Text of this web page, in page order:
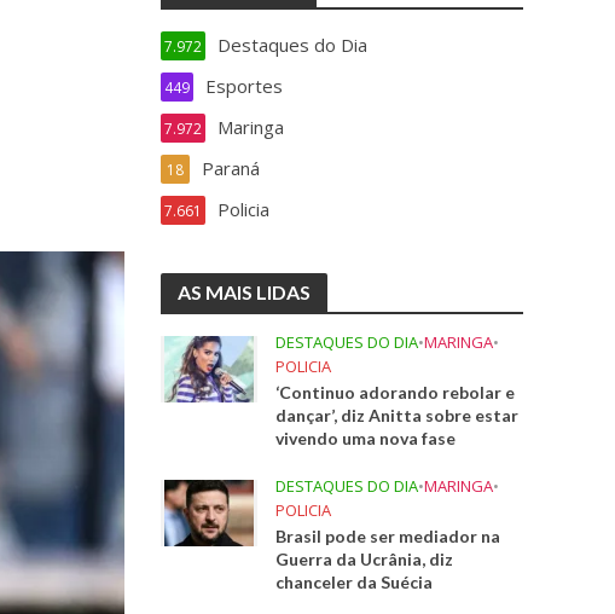
Destaques do Dia
7.972
Esportes
449
Maringa
7.972
Paraná
18
Policia
7.661
AS MAIS LIDAS
DESTAQUES DO DIA•MARINGA•
POLICIA
‘Continuo adorando rebolar e
dançar’, diz Anitta sobre estar
vivendo uma nova fase
DESTAQUES DO DIA•MARINGA•
POLICIA
Brasil pode ser mediador na
Guerra da Ucrânia, diz
chanceler da Suécia